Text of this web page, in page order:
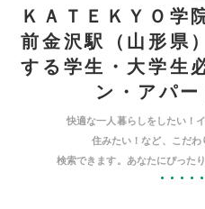
ＫＡＴＥＫＹＯ学
前金沢駅（山形県
する学生・大学生
ン・アパ
快適な一人暮らしをしたい！
住みたい！など、こだ
検索できます。あなたにぴった